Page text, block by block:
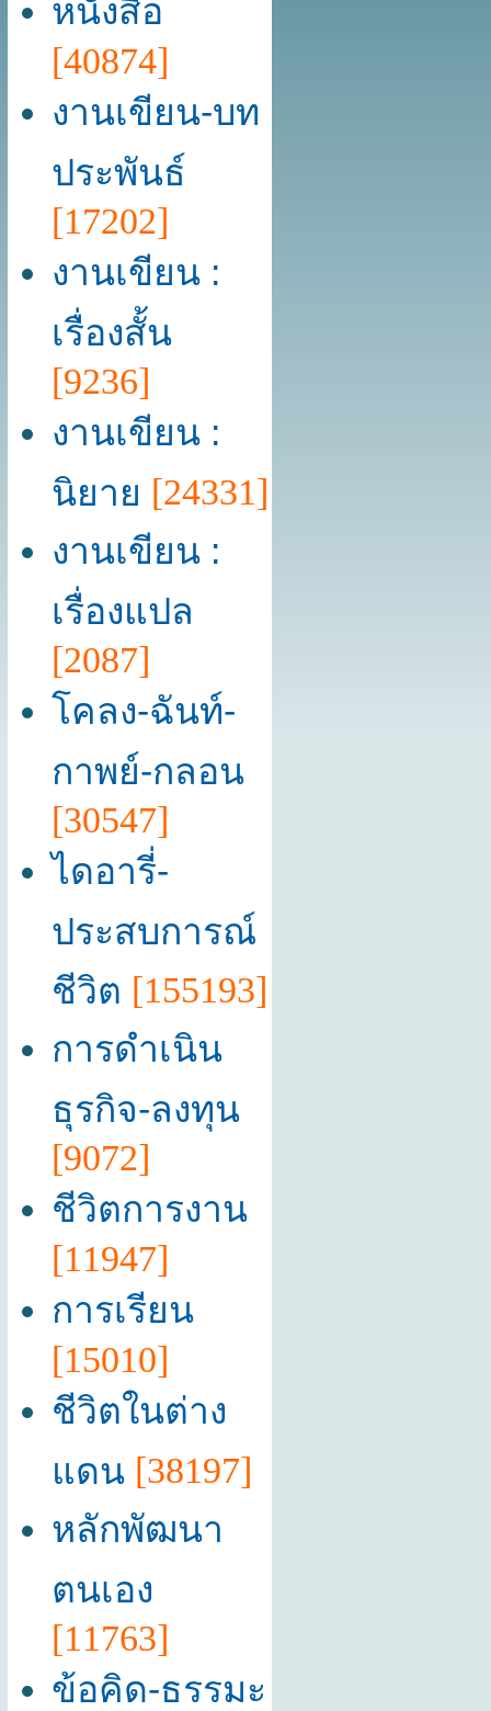
หนังสือ
[40874]
งานเขียน-บท
ประพันธ์
[17202]
งานเขียน :
เรื่องสั้น
[9236]
งานเขียน :
นิยาย [24331]
งานเขียน :
เรื่องแปล
[2087]
โคลง-ฉันท์-
กาพย์-กลอน
[30547]
ไดอารี่-
ประสบการณ์
ชีวิต [155193]
การดำเนิน
ธุรกิจ-ลงทุน
[9072]
ชีวิตการงาน
[11947]
การเรียน
[15010]
ชีวิตในต่าง
แดน [38197]
หลักพัฒนา
ตนเอง
[11763]
ข้อคิด-ธรรมะ